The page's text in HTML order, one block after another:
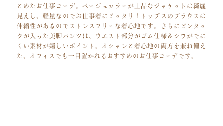
とめたお仕事コーデ。ベージュカラーが上品なジャケットは綺麗
見えし、軽量なのでお仕事着にピッタリ！トップスのブラウスは
伸縮性があるのでストレスフリーな着心地です。さらにピンタッ
クが入った美脚パンツは、ウエスト部分がゴム仕様＆シワがでに
くい素材が嬉しいポイント。オシャレと着心地の両方を兼ね備え
た、オフィスでも一目置かれるおすすめのお仕事コーデです。